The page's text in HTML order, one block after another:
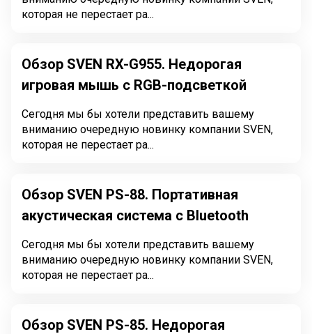
которая не перестает ра...
Обзор SVEN RX-G955. Недорогая
игровая мышь с RGB-подсветкой
Сегодня мы бы хотели представить вашему
вниманию очередную новинку компании SVEN,
которая не перестает ра...
Обзор SVEN PS-88. Портативная
акустическая система с Bluetooth
Сегодня мы бы хотели представить вашему
вниманию очередную новинку компании SVEN,
которая не перестает ра...
Обзор SVEN PS-85. Недорогая